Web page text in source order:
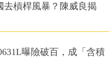
去槓桿風暴？陳威良揭
曝險破百，成「含積